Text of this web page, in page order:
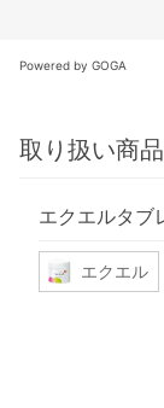
Powered by GOGA
取り扱い商品
エクエルタブ
エクエル